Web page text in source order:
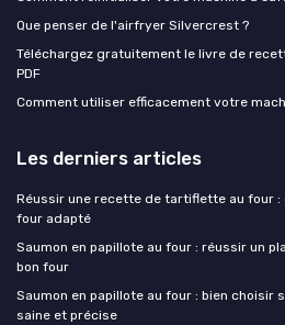
Que penser de l'airfryer Silvercrest ?
Téléchargez gratuitement le livre de
PDF
Comment utiliser efficacement votre
Les derniers articles
Réussir une recette de tartiflette au four :
four adapté
Saumon en papillote au four : réussir un
bon four
Saumon en papillote au four : bien choisir
saine et précise